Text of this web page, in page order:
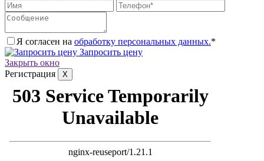
Я согласен на обработку персональных данных.*
Запросить цену
Закрыть окно
Регистрация
X